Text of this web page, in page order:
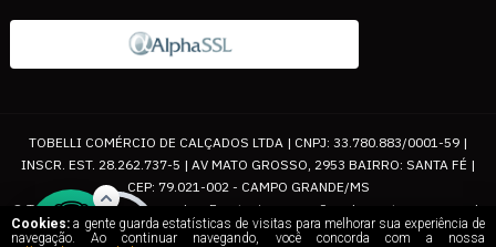
TOBELLI COMÉRCIO DE CALÇADOS LTDA | CNPJ: 33.780.883/0001-59 |
INSCR. EST. 28.262.737-5 | AV MATO GROSSO, 2953 BAIRRO: SANTA FÉ |
CEP: 79.021-002 - CAMPO GRANDE/MS
© Todos os direitos reservados. Eventuais promoções, descontos e prazos de
pagamento expostos aqui são válidos apenas para compras via internet. As
Cookies: a gente guarda estatísticas de visitas para melhorar sua experiência de
navegação. Ao continuar navegando, você concorda com a nossa